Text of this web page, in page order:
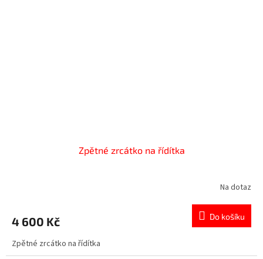
Zpětné zrcátko na řídítka
Na dotaz
4 600 Kč Do košíku
Zpětné zrcátko na řídítka